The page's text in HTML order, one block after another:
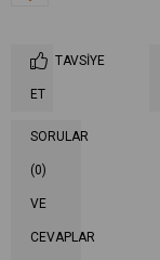
TAVSIYE
ET
SORULAR
(0)
VE
CEVAPLAR